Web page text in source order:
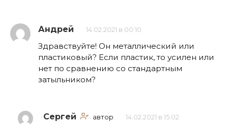
Андрей 14.02.2021 в 00:10
Здравствуйте! Он металлический или
пластиковый? Если пластик, то усилен или
нет по сравнению со стандартным
затыльником?
Сергей автор 14.02.2021 в 15:02